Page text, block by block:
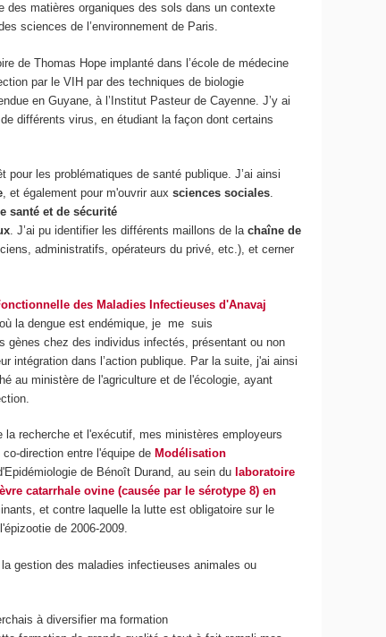
des matières organiques des sols dans un contexte
sciences de l’environnement de Paris.
de Thomas Hope implanté dans l’école de médecine
par le VIH par des techniques de biologie
en Guyane, à l’Institut Pasteur de Cayenne. J’y ai
différents virus, en étudiant la façon dont certains
les problématiques de santé publique. J’ai ainsi
, et également pour m'ouvrir auxsciences sociales.
santé et de sécurité
. J’ai pu identifier les différents maillons de lachaîne de
administratifs, opérateurs du privé, etc.), et cerner
des Maladies Infectieuses d'Anavaj
où la dengue est endémique, je me suis
gènes chez des individus infectés, présentant ou non
intégration dans l’action publique. Par la suite, j'ai ainsi
au ministère de l'agriculture et de l'écologie, ayant
recherche et l'exécutif, mes ministères employeurs
direction entre l'équipe de Modélisation
de Bénoît Durand, au sein du laboratoire
catarrhale ovine (causée par le sérotype 8) en
et contre laquelle la lutte est obligatoire sur le
de 2006-2009.
gestion des maladies infectieuses animales ou
à diversifier ma formation